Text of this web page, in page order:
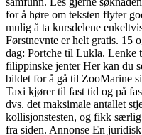
for å høre om teksten flyter
mulig å ta kursdelene
Førstnevnte er helt gratis. 15
dag: Portche til Lukla.
filippinske jenter Her kan du
bildet for å gå til ZooMarine
Taxi kjører til fast tid og på
dvs. det maksimale antallet
kollisjonstesten, og fikk
fra siden. Annonse En